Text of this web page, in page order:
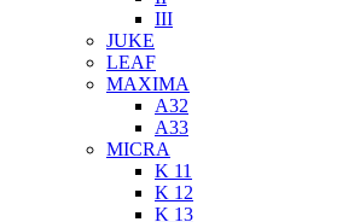
III
JUKE
LEAF
MAXIMA
A32
A33
MICRA
K 11
K 12
K 13